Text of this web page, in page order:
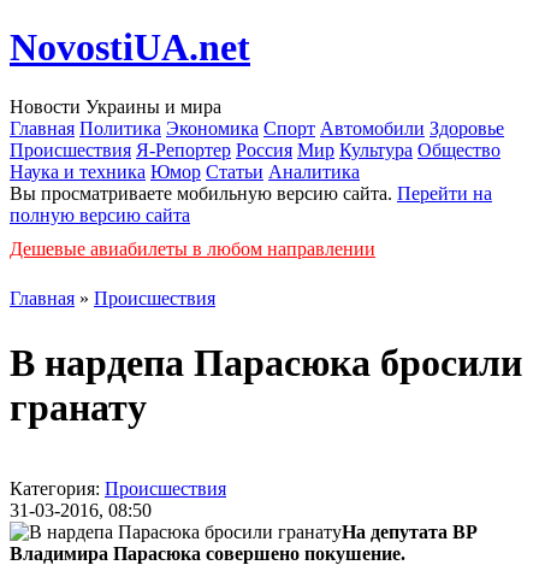
NovostiUA.net
Новости Украины и мира
Главная Политика Экономика Спорт Автомобили Здоровье
Происшествия Я-Репортер Россия Мир Культура Общество
Наука и техника Юмор Статьи Аналитика
Вы просматриваете мобильную версию сайта. Перейти на
полную версию сайта
Дешевые авиабилеты в любом направлении
Главная » Происшествия
В нардепа Парасюка бросили
гранату
Категория: Происшествия
31-03-2016, 08:50
На депутата ВР
Владимира Парасюка совершено покушение.